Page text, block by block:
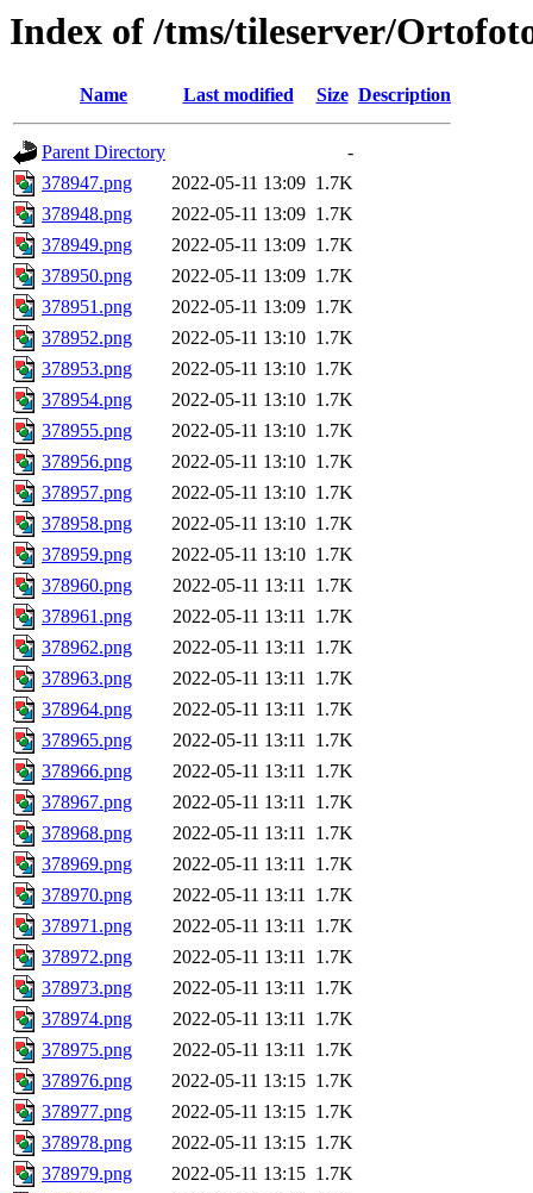
Index of /tms/tileserver/
Name Last modified Size Description
Parent Directory
-
378947.png
2022-05-11 13:09 1.7K
378948.png
2022-05-11 13:09 1.7K
378949.png
2022-05-11 13:09 1.7K
378950.png
2022-05-11 13:09 1.7K
378951.png
2022-05-11 13:09 1.7K
378952.png
2022-05-11 13:10 1.7K
378953.png
2022-05-11 13:10 1.7K
378954.png
2022-05-11 13:10 1.7K
378955.png
2022-05-11 13:10 1.7K
378956.png
2022-05-11 13:10 1.7K
378957.png
2022-05-11 13:10 1.7K
378958.png
2022-05-11 13:10 1.7K
378959.png
2022-05-11 13:10 1.7K
378960.png
2022-05-11 13:11 1.7K
378961.png
2022-05-11 13:11 1.7K
378962.png
2022-05-11 13:11 1.7K
378963.png
2022-05-11 13:11 1.7K
378964.png
2022-05-11 13:11 1.7K
378965.png
2022-05-11 13:11 1.7K
378966.png
2022-05-11 13:11 1.7K
378967.png
2022-05-11 13:11 1.7K
378968.png
2022-05-11 13:11 1.7K
378969.png
2022-05-11 13:11 1.7K
378970.png
2022-05-11 13:11 1.7K
378971.png
2022-05-11 13:11 1.7K
378972.png
2022-05-11 13:11 1.7K
378973.png
2022-05-11 13:11 1.7K
378974.png
2022-05-11 13:11 1.7K
378975.png
2022-05-11 13:11 1.7K
378976.png
2022-05-11 13:15 1.7K
378977.png
2022-05-11 13:15 1.7K
378978.png
2022-05-11 13:15 1.7K
378979.png
2022-05-11 13:15 1.7K